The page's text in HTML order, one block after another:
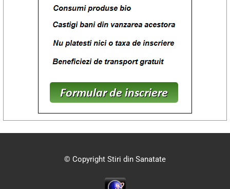
© Copyright Stiri din Sanatate